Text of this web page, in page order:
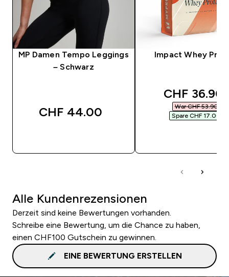
MP Damen Tempo Leggings
– Schwarz
CHF 44.00‎
Impact Whey
discounted
CHF 36.90‎
War CHF 53.90‎
Spare CHF 17.00‎
Alle Kundenrezensionen
Derzeit sind keine Bewertungen vorhanden.
Schreibe eine Bewertung, um die Chance zu haben,
einen CHF100 Gutschein zu gewinnen.
EINE BEWERTUNG ERSTELLEN